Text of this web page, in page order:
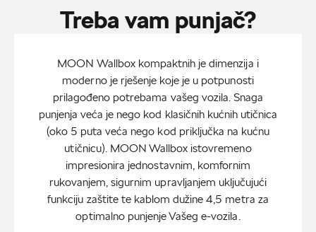
Treba vam punjač?
MOON Wallbox kompaktnih je dimenzija i
moderno je rješenje koje je u potpunosti
prilagođeno potrebama vašeg vozila. Snaga
punjenja veća je nego kod klasičnih kućnih utičnica
(oko 5 puta veća nego kod priključka na kućnu
utičnicu). MOON Wallbox istovremeno
impresionira jednostavnim, komfornim
rukovanjem, sigurnim upravljanjem uključujući
funkciju zaštite te kablom dužine 4,5 metra za
optimalno punjenje Vašeg e-vozila.